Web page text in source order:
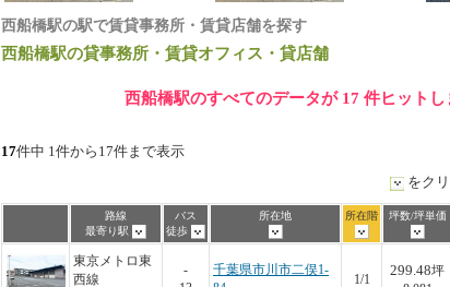
西船橋駅の駅で賃貸事務所・賃貸店舗を探す
西船橋駅の貸事務所・賃貸オフィス・貸店舗
西船橋駅のすべてのデータが 17 件ヒットし
17件中 1件から17件まで表示
をク
路線
最寄り駅
バス
徒歩
所在地 所在階 坪数/坪単価
東京メトロ東
西線
-
千葉県市川市二俣1-
1/1
299.48坪